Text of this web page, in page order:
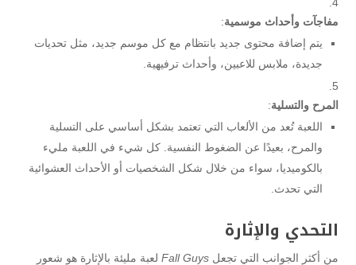
مفاجآت وأحداث موسمية:
يتم إضافة محتوى جديد بانتظام مع كل موسم جديد، مثل تحديات
جديدة، ملابس للاعبين، وأحداث ترفيهية.
المرح والتسلية:
اللعبة تُعد من الألعاب التي تعتمد بشكل أساسي على التسلية
والمرح، بعيدًا عن الضغوط النفسية. كل شيء في اللعبة مليء
بالكوميديا، سواء من خلال شكل الشخصيات أو الأحداث العشوائية
التي تحدث.
التحدي والإثارة
من أكثر الجوانب التي تجعل Fall Guys لعبة مليئة بالإثارة هو شعور